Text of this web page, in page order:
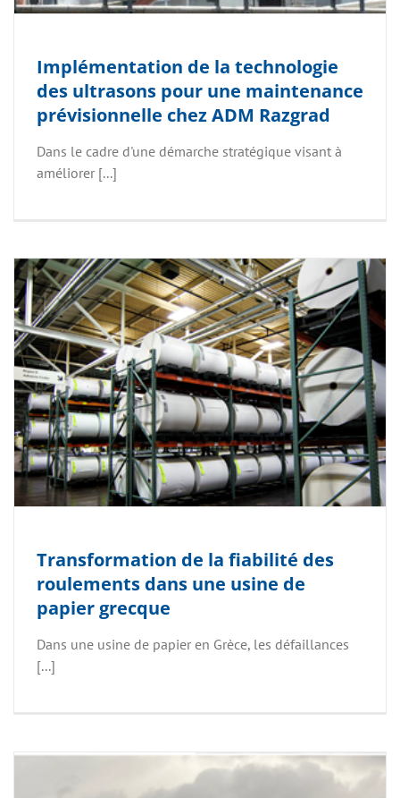
Implémentation de la technologie
des ultrasons pour une maintenance
prévisionnelle chez ADM Razgrad
Dans le cadre d'une démarche stratégique visant à
améliorer [...]
Transformation de la fiabilité des
roulements dans une usine de
papier grecque
Dans une usine de papier en Grèce, les défaillances
[...]